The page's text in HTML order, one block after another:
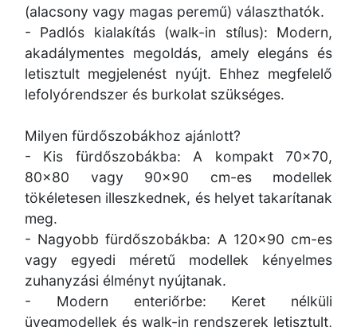
(alacsony vagy magas peremű) választhatók.
- Padlós kialakítás (walk-in stílus): Modern,
akadálymentes megoldás, amely elegáns és
letisztult megjelenést nyújt. Ehhez megfelelő
lefolyórendszer és burkolat szükséges.
Milyen fürdőszobákhoz ajánlott?
- Kis fürdőszobákba: A kompakt 70x70,
80x80 vagy 90x90 cm-es modellek
tökéletesen illeszkednek, és helyet takarítanak
meg.
- Nagyobb fürdőszobákba: A 120x90 cm-es
vagy egyedi méretű modellek kényelmes
zuhanyzási élményt nyújtanak.
- Modern enteriőrbe: Keret nélküli
üvegmodellek és walk-in rendszerek letisztult,